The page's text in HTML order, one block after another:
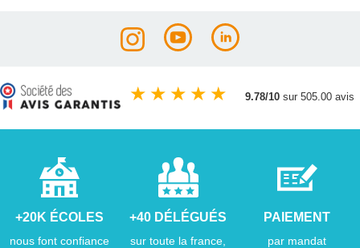
★ ★ ★ ★ ★ 9.78/10 sur 505.00 avis
+20K ÉCOLES
nous font confiance
+40 DÉLÉGUÉS
sur toute la france,
PAIEMENT
par mandat